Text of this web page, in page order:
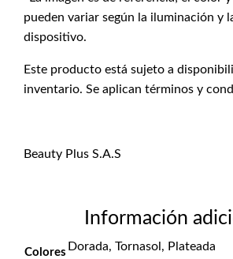
pueden variar según la iluminación y
dispositivo.
Este producto está sujeto a
inventario. Se aplican términos y
Beauty Plus S.A.S
Información
Colores Dorada, Tornasol, Plateada